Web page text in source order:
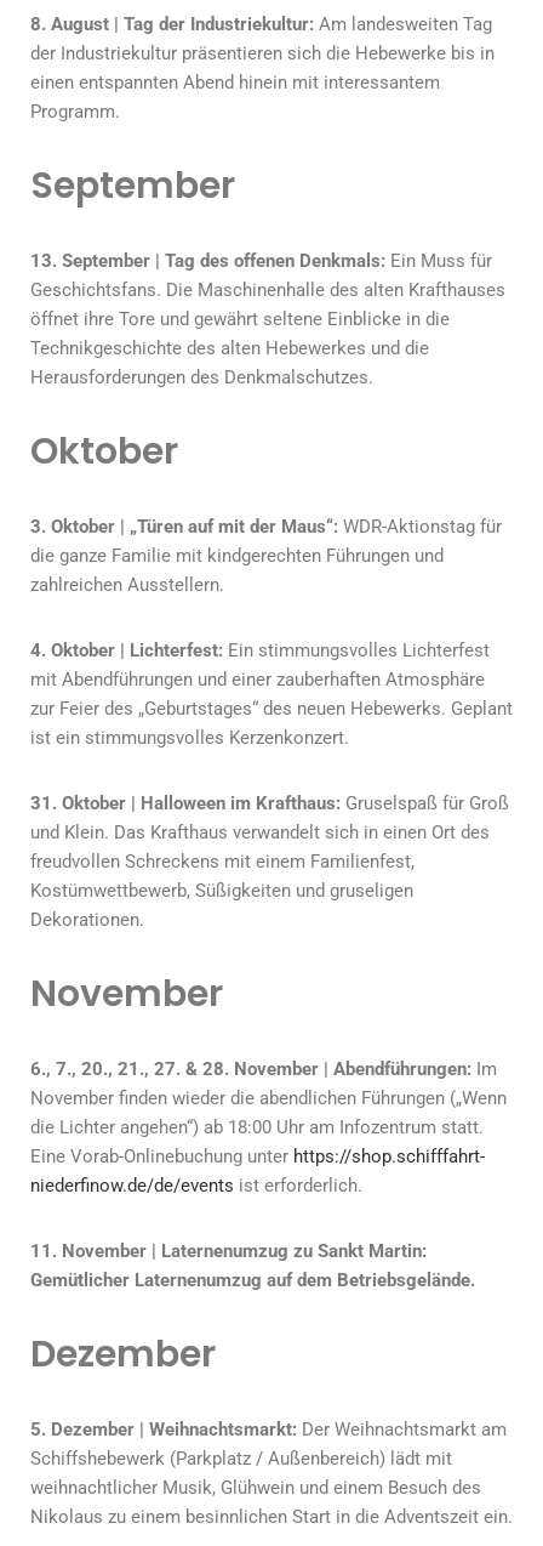
8. August | Tag der Industriekultur: Am landesweiten Tag
der Industriekultur präsentieren sich die Hebewerke bis in
einen entspannten Abend hinein mit interessantem
Programm.
September
13. September | Tag des offenen Denkmals: Ein Muss für
Geschichtsfans. Die Maschinenhalle des alten Krafthauses
öffnet ihre Tore und gewährt seltene Einblicke in die
Technikgeschichte des alten Hebewerkes und die
Herausforderungen des Denkmalschutzes.
Oktober
3. Oktober | „Türen auf mit der Maus“: WDR-Aktionstag für
die ganze Familie mit kindgerechten Führungen und
zahlreichen Ausstellern.
4. Oktober | Lichterfest: Ein stimmungsvolles Lichterfest
mit Abendführungen und einer zauberhaften Atmosphäre
zur Feier des „Geburtstages“ des neuen Hebewerks. Geplant
ist ein stimmungsvolles Kerzenkonzert.
31. Oktober | Halloween im Krafthaus: Gruselspaß für Groß
und Klein. Das Krafthaus verwandelt sich in einen Ort des
freudvollen Schreckens mit einem Familienfest,
Kostümwettbewerb, Süßigkeiten und gruseligen
Dekorationen.
November
6., 7., 20., 21., 27. & 28. November | Abendführungen: Im
November finden wieder die abendlichen Führungen („Wenn
die Lichter angehen“) ab 18:00 Uhr am Infozentrum statt.
Eine Vorab-Onlinebuchung unter https://shop.schifffahrt-
niederfinow.de/de/events ist erforderlich.
11. November | Laternenumzug zu Sankt Martin:
Gemütlicher Laternenumzug auf dem Betriebsgelände.
Dezember
5. Dezember | Weihnachtsmarkt: Der Weihnachtsmarkt am
Schiffshebewerk (Parkplatz / Außenbereich) lädt mit
weihnachtlicher Musik, Glühwein und einem Besuch des
Nikolaus zu einem besinnlichen Start in die Adventszeit ein.